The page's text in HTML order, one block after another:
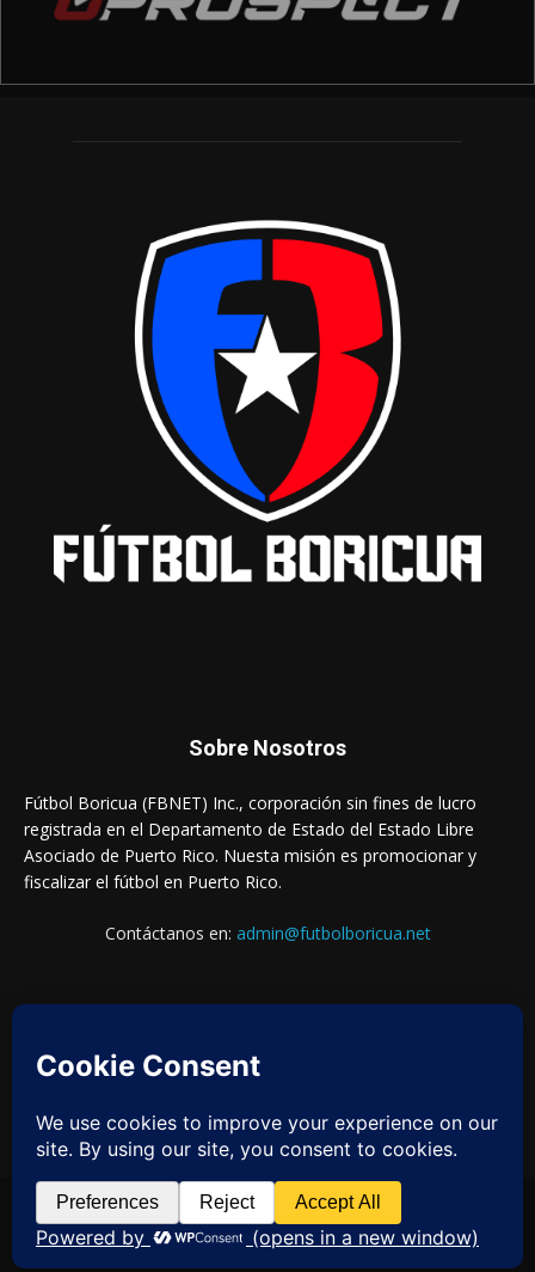
Sobre Nosotros
Fútbol Boricua (FBNET) Inc., corporación sin fines de lucro
registrada en el Departamento de Estado del Estado Libre
Asociado de Puerto Rico. Nuesta misión es promocionar y
fiscalizar el fútbol en Puerto Rico.
Contáctanos en: admin@futbolboricua.net
© Copyright 2023 - Fútbol Boricua (FBNET) Inc.
Login Quienes Somos Estados Financieros Contáctanos